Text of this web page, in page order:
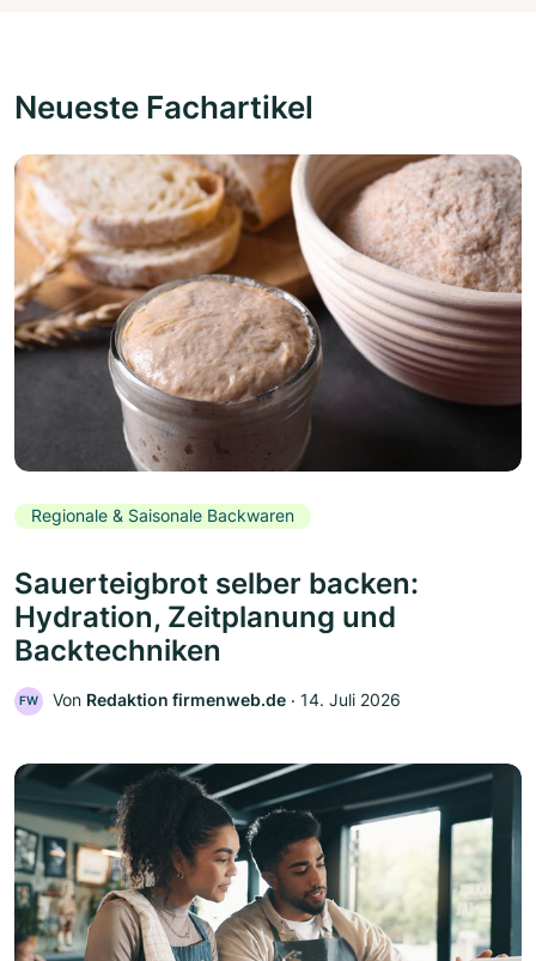
Neueste Fachartikel
Regionale & Saisonale Backwaren
Sauerteigbrot selber backen:
Hydration, Zeitplanung und
Backtechniken
FW Von Redaktion firmenweb.de ‧ 14. Juli 2026